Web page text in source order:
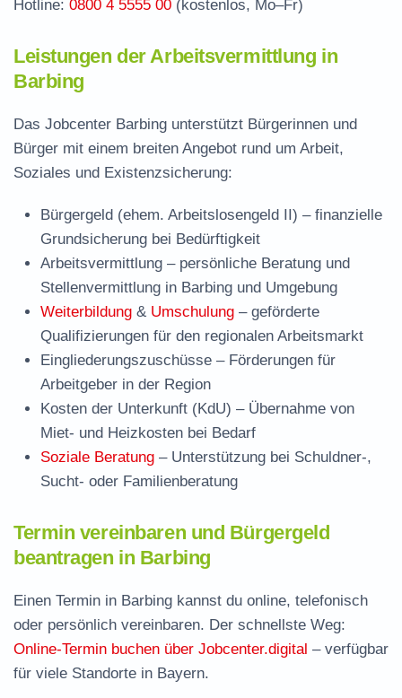
Hotline: 0800 4 5555 00 (kostenlos, Mo–Fr)
Leistungen der Arbeitsvermittlung in
Barbing
Das Jobcenter Barbing unterstützt Bürgerinnen und
Bürger mit einem breiten Angebot rund um Arbeit,
Soziales und Existenzsicherung:
Bürgergeld (ehem. Arbeitslosengeld II) – finanzielle
Grundsicherung bei Bedürftigkeit
Arbeitsvermittlung – persönliche Beratung und
Stellenvermittlung in Barbing und Umgebung
Weiterbildung & Umschulung – geförderte
Qualifizierungen für den regionalen Arbeitsmarkt
Eingliederungszuschüsse – Förderungen für
Arbeitgeber in der Region
Kosten der Unterkunft (KdU) – Übernahme von
Miet- und Heizkosten bei Bedarf
Soziale Beratung – Unterstützung bei Schuldner-,
Sucht- oder Familienberatung
Termin vereinbaren und Bürgergeld
beantragen in Barbing
Einen Termin in Barbing kannst du online, telefonisch
oder persönlich vereinbaren. Der schnellste Weg:
Online-Termin buchen über Jobcenter.digital – verfügbar
für viele Standorte in Bayern.